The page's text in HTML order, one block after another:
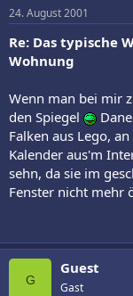
24. August 2001
Re: Das typische
Wohnung
Wenn man bei mir
den Spiegel
Falken aus Lego,
Kalender aus'm
sehn, da sie im
Fenster nicht mehr
G
Guest
Gast